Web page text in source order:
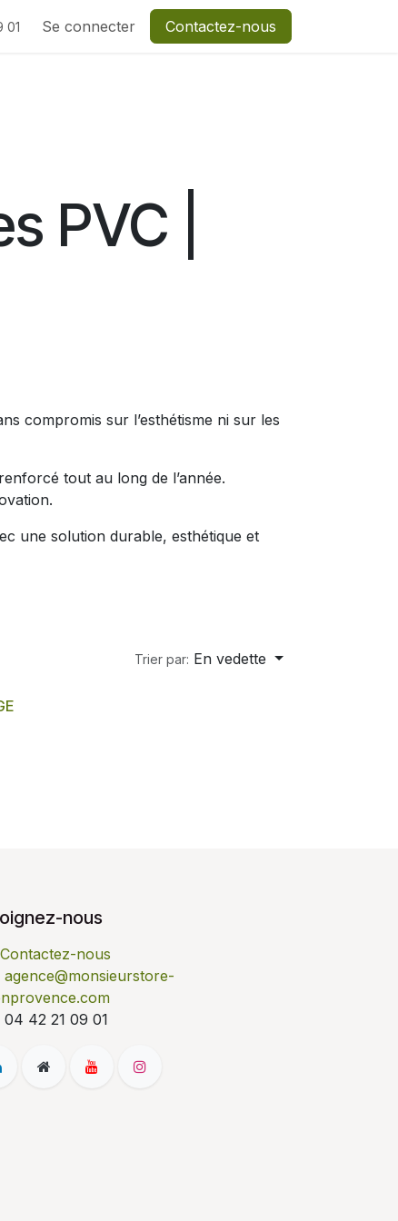
01 Se connecter Contactez-nous
PVC |
compromis sur l’esthétisme ni sur les
tout au long de l’année.
une solution durable, esthétique et
Trier par: En vedette
nous
Contactez-nous
agence@monsieurstore-
04 42 21 09 01